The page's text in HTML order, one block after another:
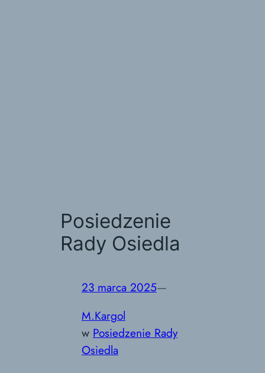
Posiedzenie
Rady Osiedla
23 marca 2025—
M.Kargol
w Posiedzenie Rady
Osiedla